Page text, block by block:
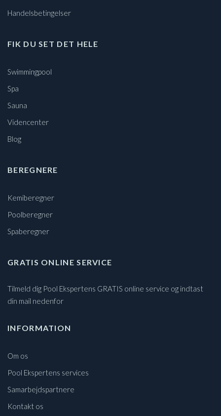
Handelsbetingelser
FIK DU SET DET HELE
Swimmingpool
Spa
Sauna
Videncenter
Blog
BEREGNERE
Kemiberegner
Poolberegner
Spaberegner
GRATIS ONLINE SERVICE
Tilmeld dig Pool Ekspertens GRATIS online service og indtast
din mail nedenfor
INFORMATION
Om os
Pool Ekspertens services
Samarbejdspartnere
Kontakt os